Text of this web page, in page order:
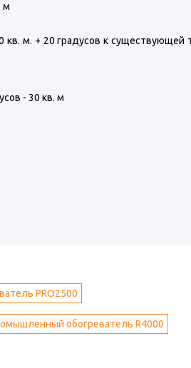
м
м. + 20 градусов к существующей
- 30 кв. м
PRO2500
обогреватель R4000